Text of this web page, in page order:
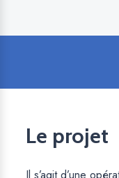
Le projet
Il s’agit d’une